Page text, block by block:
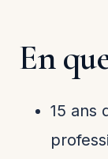
En
15 ans